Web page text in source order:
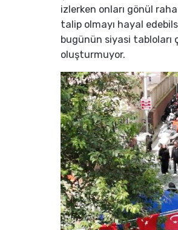
izlerken onları gönül
talip olmayı hayal
bugünün siyasi tabloları
oluşturmuyor.